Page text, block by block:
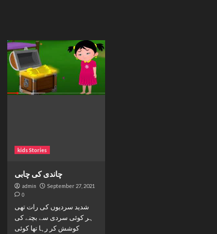
kids Stories
چاندی کی چابی
admin September 27, 2021
0
شدید سردیوں کی رات تھی
ہر کوئی سردی سے بچنے کی
کوشش کر رہا تھا کوئی